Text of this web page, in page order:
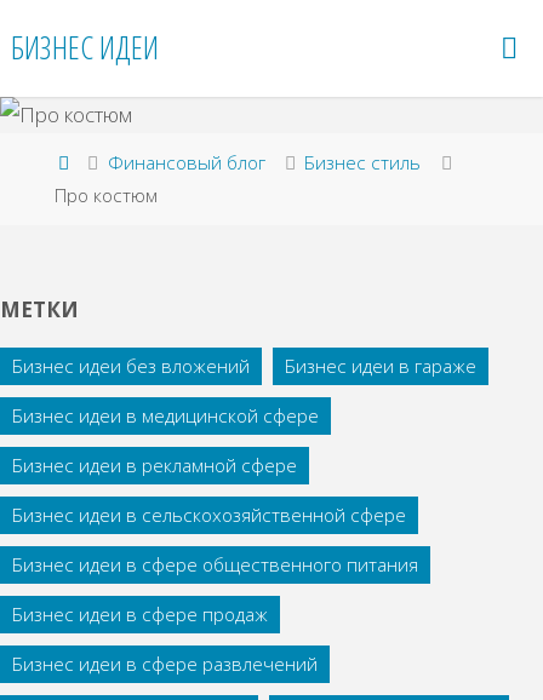
БИЗНЕС ИДЕИ
Главная
Финансовый блог
Бизнес стиль
Про костюм
МЕТКИ
Бизнес идеи без вложений
Бизнес идеи в гараже
Бизнес идеи в медицинской сфере
Бизнес идеи в рекламной сфере
Бизнес идеи в сельскохозяйственной сфере
Бизнес идеи в сфере общественного питания
Бизнес идеи в сфере продаж
Бизнес идеи в сфере развлечений